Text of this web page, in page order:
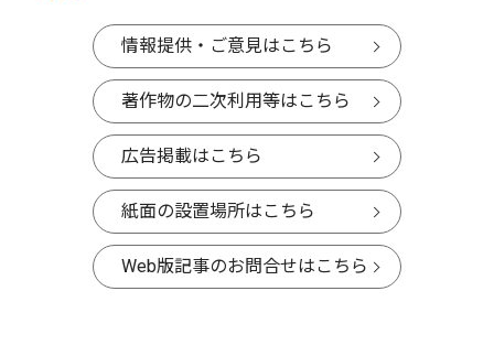
情報提供・ご意見はこちら
著作物の二次利用等はこちら
広告掲載はこちら
紙面の設置場所はこちら
Web版記事のお問合せはこちら